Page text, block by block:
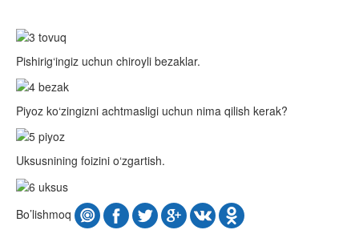
Pishirig‘ingiz uchun chiroyli bezaklar.
Piyoz ko‘zingizni achtmasligi uchun nima qilish kerak?
Uksusnining foizini o‘zgartish.
Bo’lishmoq